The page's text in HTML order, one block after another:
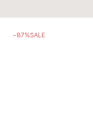
~87%SALE